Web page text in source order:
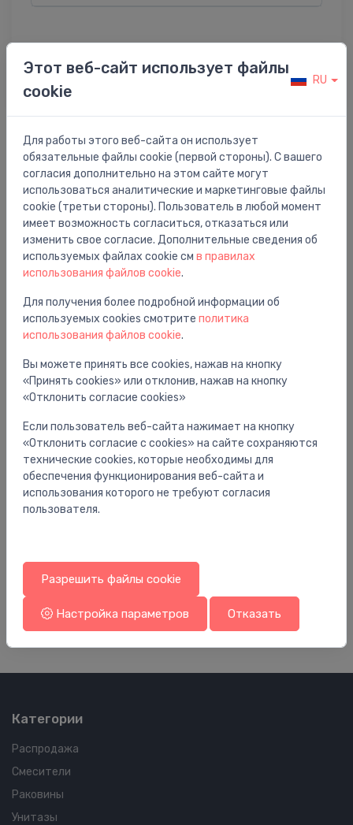
Поделиться: Twitter Facebook
Описание товара
priekšējais panelis vannai Harmonia (L/R), 1600 mm,
Вам также может понравиться
sānu panelis vannai City, 800 mm, kreisā puse,
balts
Категории
Распродажа
Смесители
Раковины
Унитазы
Этот веб-сайт использует файлы
cookie
RU
Для работы этого веб-сайта он использует
обязательные файлы cookie (первой стороны). С вашего
согласия дополнительно на этом сайте могут
использоваться аналитические и маркетинговые файлы
cookie (третьи стороны). Пользователь в любой момент
имеет возможность согласиться, отказаться или
изменить свое согласие. Дополнительные сведения об
используемых файлах cookie см в правилах
использования файлов cookie.
Для получения более подробной информации об
используемых cookies смотрите политика
использования файлов cookie.
Вы можете принять все cookies, нажав на кнопку
«Принять cookies» или отклонив, нажав на кнопку
«Отклонить согласие cookies»
Если пользователь веб-сайта нажимает на кнопку
«Отклонить согласие с cookies» на сайте сохраняются
технические cookies, которые необходимы для
обеспечения функционирования веб-сайта и
использования которого не требуют согласия
пользователя.
Разрешить файлы cookie
Настройка параметров Отказать